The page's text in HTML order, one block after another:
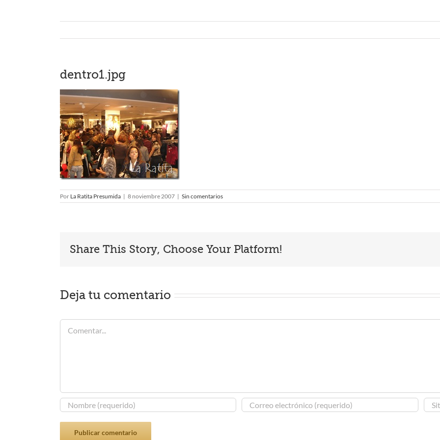
dentro1.jpg
Por La Ratita Presumida | 8 noviembre 2007 | Sin comentarios
Share This Story, Choose Your Platform!
Deja tu comentario
Comentar